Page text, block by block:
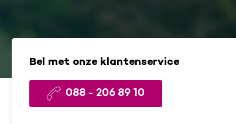
Bel met onze klantenservice
088 - 206 89 10